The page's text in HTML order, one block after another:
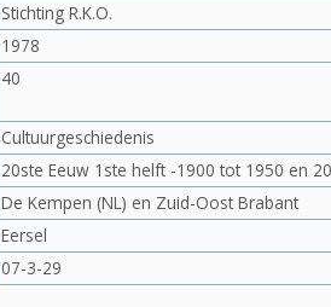
Stichting R.K.O.
1978
40
Cultuurgeschiedenis
20ste Eeuw 1ste helft -1900 tot 1950 en
De Kempen (NL) en Zuid-Oost Brabant
Eersel
07-3-29